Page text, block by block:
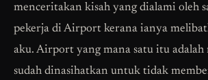
menceritakan kisah yang dialami oleh
pekerja di Airport kerana ianya
aku. Airport yang mana satu itu adalah
sudah dinasihatkan untuk tidak